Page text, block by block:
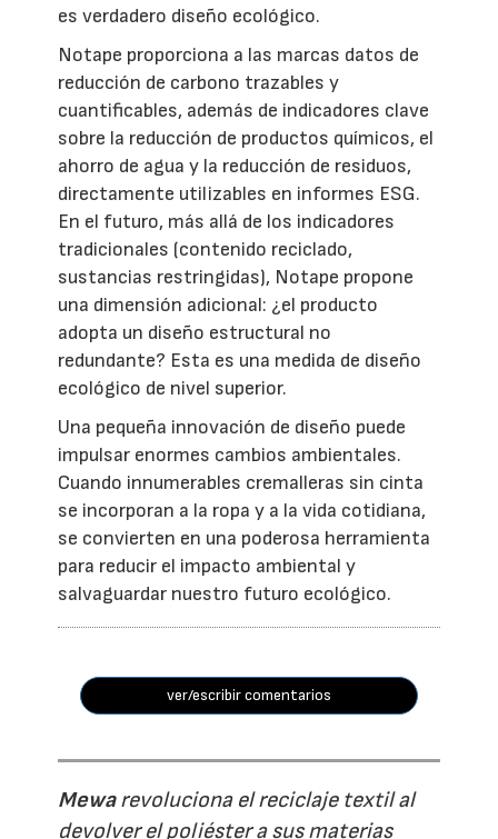
es verdadero diseño ecológico.
Notape proporciona a las marcas datos de
reducción de carbono trazables y
cuantificables, además de indicadores clave
sobre la reducción de productos químicos, el
ahorro de agua y la reducción de residuos,
directamente utilizables en informes ESG.
En el futuro, más allá de los indicadores
tradicionales (contenido reciclado,
sustancias restringidas), Notape propone
una dimensión adicional: ¿el producto
adopta un diseño estructural no
redundante? Esta es una medida de diseño
ecológico de nivel superior.
Una pequeña innovación de diseño puede
impulsar enormes cambios ambientales.
Cuando innumerables cremalleras sin cinta
se incorporan a la ropa y a la vida cotidiana,
se convierten en una poderosa herramienta
para reducir el impacto ambiental y
salvaguardar nuestro futuro ecológico.
ver/escribir comentarios
Mewarevoluciona el reciclaje textil al
devolver el poliéster a sus materias